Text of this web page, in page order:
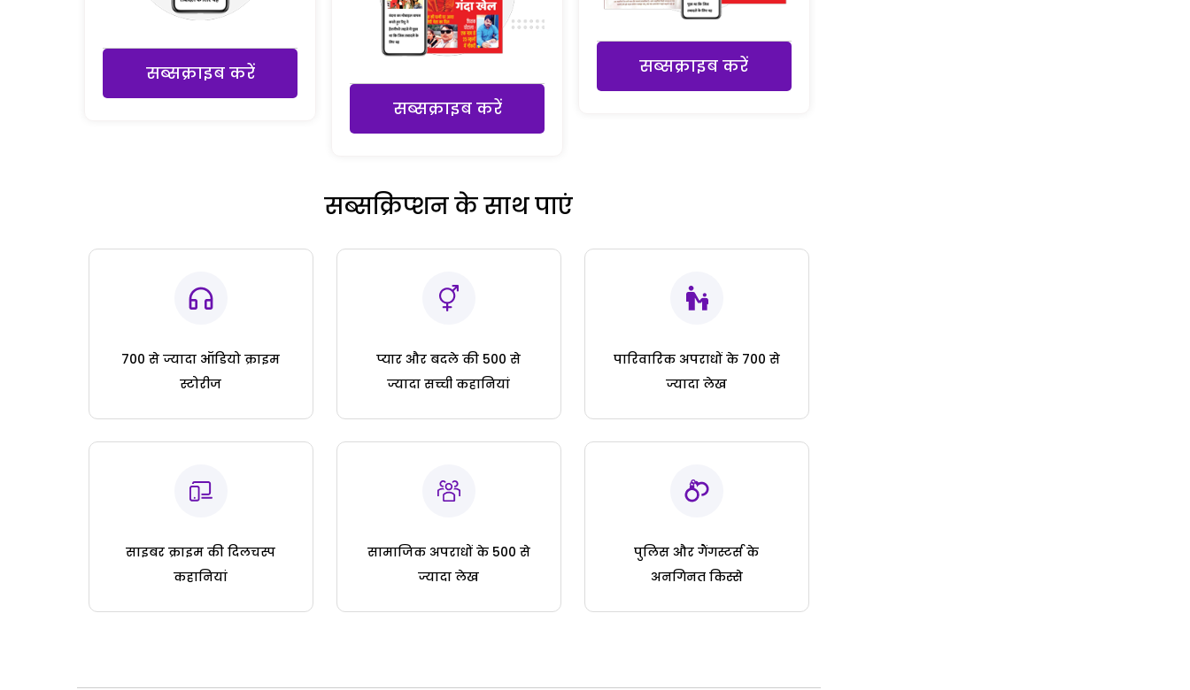
सब्सक्राइब करें
सब्सक्राइब करें
सब्सक्राइब करें
सब्सक्रिप्शन के साथ पाएं
700 से ज्यादा ऑडियो क्राइम
स्टोरीज
प्यार और बदले की 500 से
ज्यादा सच्ची कहानियां
पारिवारिक अपराधों के 700 से
ज्यादा लेख
साइबर क्राइम की दिलचस्प
कहानियां
सामाजिक अपराधों के 500 से
ज्यादा लेख
पुलिस और गैंगस्टर्स के
अनगिनत किस्से